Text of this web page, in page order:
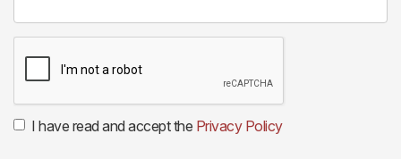
I have read and accept the Privacy Policy